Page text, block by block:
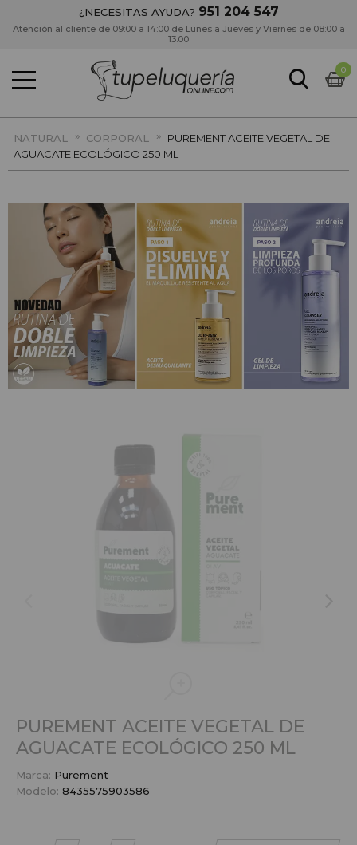
¿NECESITAS AYUDA? 951 204 547
Atención al cliente de 09:00 a 14:00 de Lunes a Jueves y Viernes de 08:00 a
13:00
0
NATURAL » CORPORAL » PUREMENT ACEITE VEGETAL DE
AGUACATE ECOLÓGICO 250 ML
PUREMENT ACEITE VEGETAL DE
AGUACATE ECOLÓGICO 250 ML
Marca: Purement
Modelo: 8435575903586